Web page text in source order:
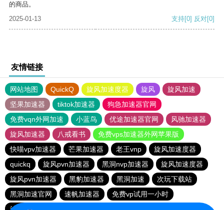
的商品。
2025-01-13
支持[0] 反对[0]
友情链接
网站地图 QuickQ 旋风加速度器 旋风
旋风加速
坚果加速器
tiktok加速器
狗急加速器官网
免费vqn外网加速
小蓝鸟 优途加速器官网
风驰加速器
旋风加速器
八戒看书
免费vps加速器外网苹果版
快喵vpv加速器
芒果加速器 老王vnp
旋风加速度器
quickq
旋风pvn加速器 黑洞nvp加速器
旋风加速度器
旋风pvn加速器
黑豹加速器 黑洞加速
次玩下载站
黑洞加速官网
速帆加速器
免费vp试用一小时